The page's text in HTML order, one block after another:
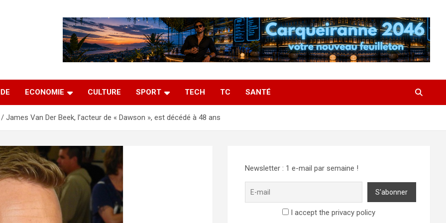
ECONOMIE CULTURE SPORT TECH TC SANTÉ
James Van Der Beek, l’acteur de « Dawson », est décédé à 48 ans
Newsletter : 1 e-mail par semaine !
I accept the privacy policy